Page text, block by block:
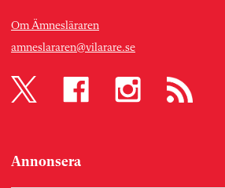
Om Ämnesläraren
amneslararen@vilarare.se
Annonsera